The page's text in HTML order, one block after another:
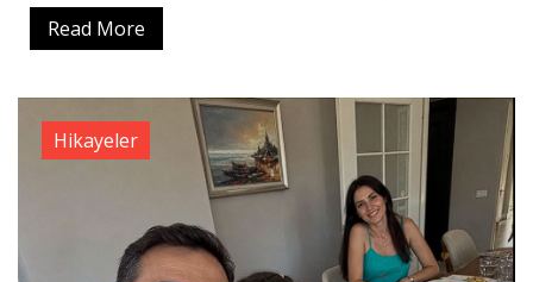
Read More
Hikayeler